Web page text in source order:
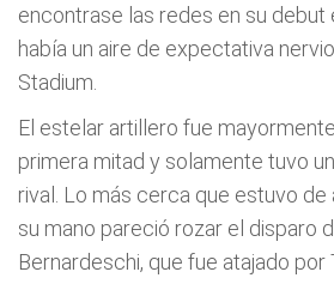
encontrase las redes en su debut
había un aire de expectativa
Stadium.
El estelar artillero fue
primera mitad y solamente tuvo
rival. Lo más cerca que estuvo de
su mano pareció rozar el disparo
Bernardeschi, que fue atajado por